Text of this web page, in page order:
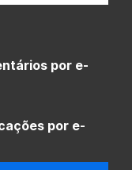
por e-
por e-